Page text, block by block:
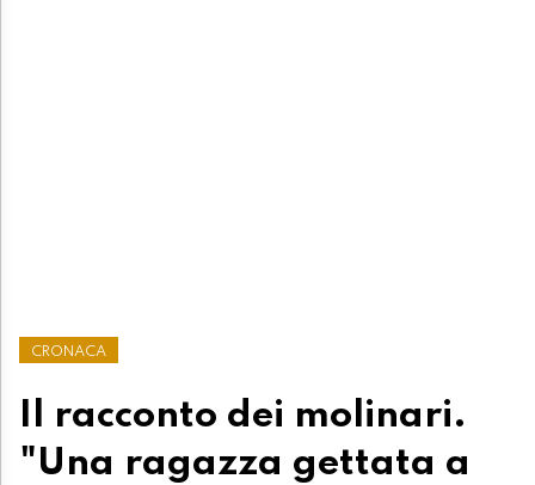
CRONACA
Il racconto dei molinari.
"Una ragazza gettata a